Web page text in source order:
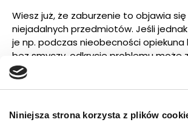
Niniejsza strona korzysta z plików
Wiesz już, że zaburzenie to objawia
niejadalnych przedmiotów. Jeśli
je np. podczas nieobecności
bez smyczy, odkrycie problemu może
czasu. Inne symptomy wskazujące na
coś, co mu szkodzi, to m.in. wzdęcia,
wymiocinach, kaszel, apatia.